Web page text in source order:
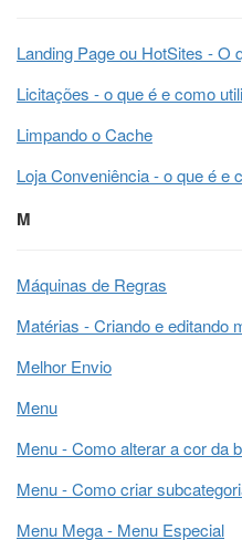
Landing Page ou HotSites - O
Licitações - o que é e como
Limpando o Cache
Loja Conveniência - o que é e
M
Máquinas de Regras
Matérias - Criando e editando
Melhor Envio
Menu
Menu - Como alterar a cor da
Menu - Como criar
Menu Mega - Menu Especial